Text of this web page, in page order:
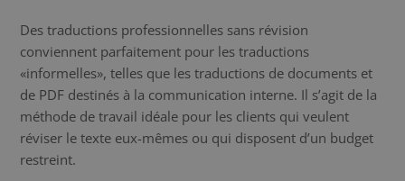
Des traductions professionnelles sans révision
conviennent parfaitement pour les traductions
«informelles», telles que les traductions de documents et
de PDF destinés à la communication interne. Il s’agit de la
méthode de travail idéale pour les clients qui veulent
réviser le texte eux-mêmes ou qui disposent d’un budget
restreint.